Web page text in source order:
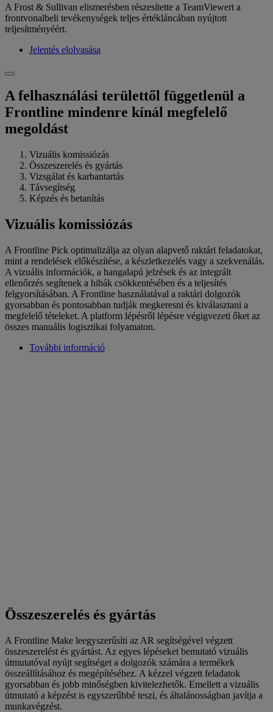
A Frost & Sullivan elismerésben részesítette a TeamViewert a
frontvonalbeli tevékenységek teljes értékláncában nyújtott
teljesítményéért.
Jelentés elolvasása
A felhasználási területtől függetlenül a
Frontline mindenre kínál megfelelő
megoldást
Vizuális komissiózás
Összeszerelés és gyártás
Vizsgálat és karbantartás
Távsegítség
Képzés és betanítás
Vizuális komissiózás
A Frontline Pick optimalizálja az olyan alapvető raktári feladatokat,
mint a rendelések előkészítése, a készletkezelés vagy a szekvenálás.
A vizuális információk, a hangalapú jelzések és az integrált
ellenőrzés segítenek a hibák csökkentésében és a teljesítés
felgyorsításában. A Frontline használatával a raktári dolgozók
gyorsabban és pontosabban tudják megkeresni és kiválasztani a
megfelelő tételeket. A platform lépésről lépésre végigvezeti őket az
összes manuális logisztikai folyamaton.
További információ
Összeszerelés és gyártás
A Frontline Make leegyszerűsíti az AR segítségével végzett
összeszerelést és gyártást. Az egyes lépéseket bemutató vizuális
útmutatóval nyújt segítséget a dolgozók számára a termékek
összeállításához és megépítéséhez. A kézzel végzett feladatok
gyorsabban és jobb minőségben kivitelezhetők. Emellett a vizuális
útmutató a képzést is egyszerűbbé teszi, és általánosságban javítja a
munkavégzést.